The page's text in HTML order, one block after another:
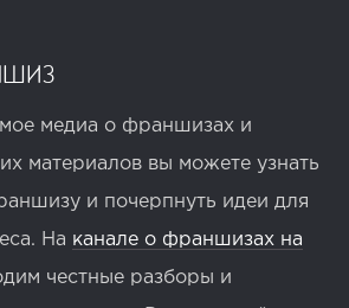
медиа о франшизах и
материалов вы можете узнать
и почерпнуть идеи для
На канале о франшизах на
честные разборы и